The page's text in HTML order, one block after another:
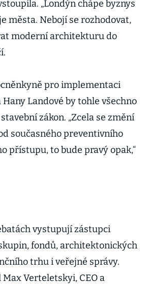
„Londýn chápe byznys
města. Nebojí se rozhodovat,
moderní architekturu do
pro implementaci
Landové by tohle všechno
zákon. „Zcela se změní
současného preventivního
přístupu, to bude pravý opak,“
vystupují zástupci
fondů, architektonických
trhu i veřejné správy.
Verteletskyi, CEO a